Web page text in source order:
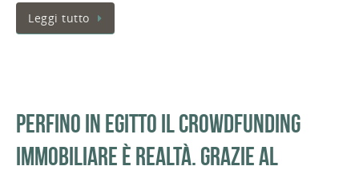
Leggi tutto
Perfino in Egitto il Crowdfunding
immobiliare è realtà. Grazie al